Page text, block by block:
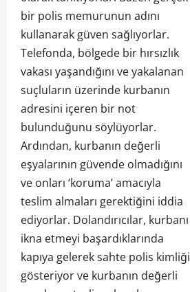
bir polis memurunun adını
kullanarak güven sağlıyorlar.
Telefonda, bölgede bir hırsızlık
vakası yaşandığını ve yakalanan
suçluların üzerinde kurbanın
adresini içeren bir not
bulunduğunu söylüyorlar.
Ardından, kurbanın değerli
eşyalarının güvende olmadığını
ve onları ‘koruma’ amacıyla
teslim almaları gerektiğini iddia
ediyorlar. Dolandırıcılar, kurbanı
ikna etmeyi başardıklarında
kapıya gelerek sahte polis kimliği
gösteriyor ve kurbanın değerli